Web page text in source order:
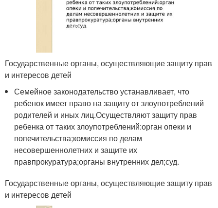
Государственные органы, осуществляющие защиту прав
и интересов детей
Семейное законодательство устанавливает, что
ребенок имеет право на защиту от злоупотреблений
родителей и иных лиц.Осуществляют защиту прав
ребенка от таких злоупотреблений:орган опеки и
попечительства;комиссия по делам
несовершеннолетних и защите их
правпрокуратура;органы внутренних дел;суд.
Государственные органы, осуществляющие защиту прав
и интересов детей